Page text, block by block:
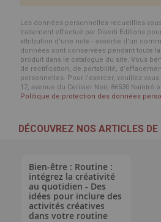
Les données personnelles recueillies
traitement effectué par Diverti Editions
attribution d'une note - assortie d'un
données sont conservées pendant toute
produit dans le catalogue du site. Vous
de rectification, de portabilité,
personnelles. Pour l’exercer, veuillez vous
17, avenue du Cerisier Noir, 86530 Naintré
Politique de protection des données
DÉCOUVREZ NOS ARTICLES DE
Bien-être : Routine :
intégrez la créativité
au quotidien - Des
idées pour inclure des
activités créatives
dans votre routine